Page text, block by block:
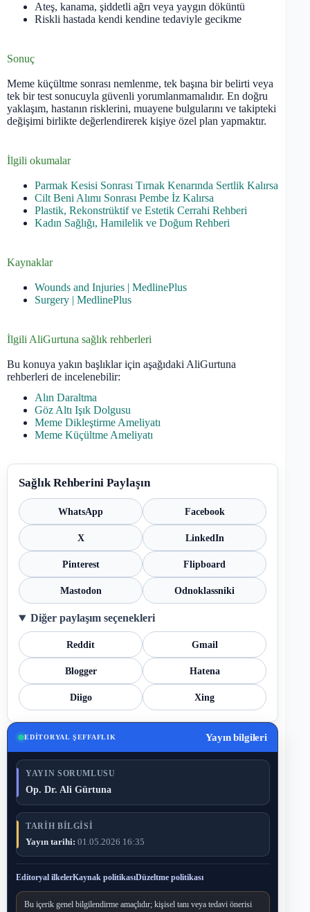
Ateş, kanama, şiddetli ağrı veya yaygın döküntü
Riskli hastada kendi kendine tedaviyle gecikme
Sonuç
Meme küçültme sonrası nemlenme, tek başına bir belirti veya
tek bir test sonucuyla güvenli yorumlanmamalıdır. En doğru
yaklaşım, hastanın risklerini, muayene bulgularını ve takipteki
değişimi birlikte değerlendirerek kişiye özel plan yapmaktır.
İlgili okumalar
Parmak Kesisi Sonrası Tırnak Kenarında Sertlik Kalırsa
Cilt Beni Alımı Sonrası Pembe İz Kalırsa
Plastik, Rekonstrüktif ve Estetik Cerrahi Rehberi
Kadın Sağlığı, Hamilelik ve Doğum Rehberi
Kaynaklar
Wounds and Injuries | MedlinePlus
Surgery | MedlinePlus
İlgili AliGurtuna sağlık rehberleri
Bu konuya yakın başlıklar için aşağıdaki AliGurtuna
rehberleri de incelenebilir:
Alın Daraltma
Göz Altı Işık Dolgusu
Meme Dikleştirme Ameliyatı
Meme Küçültme Ameliyatı
Sağlık Rehberini Paylaşın
WhatsApp Facebook
X LinkedIn
Pinterest Flipboard
Mastodon Odnoklassniki
Diğer paylaşım seçenekleri
Reddit Gmail
Blogger Hatena
Diigo Xing
EDITORYAL ŞEFFAFLIK Yayın bilgileri
YAYIN SORUMLUSU
Op. Dr. Ali Gürtuna
TARIH BILGISI
Yayın tarihi: 01.05.2026 16:35
Editoryal ilkelerKaynak politikasıDüzeltme politikası
Bu içerik genel bilgilendirme amaçlıdır; kişisel tanı veya tedavi önerisi